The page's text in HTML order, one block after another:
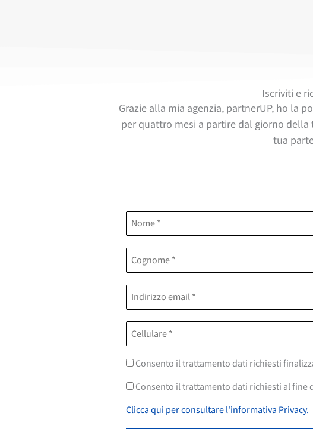
Iscriviti e
Grazie alla mia agenzia, partnerUP, ho la
per quattro mesi a partire dal giorno
tua
Consento il trattamento dati richiesti
Consento il trattamento dati richiesti al
Clicca qui per consultare l'informativa Privacy.